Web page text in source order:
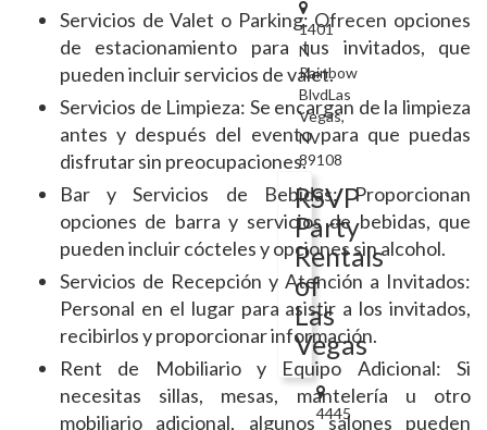
1401
N
Rainbow
BlvdLas
Vegas,
NV
89108
RSVP
Party
Rentals
of
Las
Vegas
4445
Servicios de Valet o Parking: Ofrecen opciones
de estacionamiento para tus invitados, que
pueden incluir servicios de valet.
Servicios de Limpieza: Se encargan de la limpieza
antes y después del evento para que puedas
disfrutar sin preocupaciones.
Bar y Servicios de Bebidas: Proporcionan
opciones de barra y servicios de bebidas, que
pueden incluir cócteles y opciones sin alcohol.
Servicios de Recepción y Atención a Invitados:
Personal en el lugar para asistir a los invitados,
recibirlos y proporcionar información.
Rent de Mobiliario y Equipo Adicional: Si
necesitas sillas, mesas, mantelería u otro
mobiliario adicional, algunos salones pueden